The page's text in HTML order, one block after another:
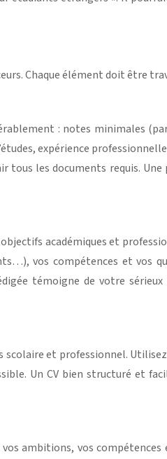
Chaque élément doit être
: notes minimales
expérience
les documents requis.
académiques et
vos compétences et vos
témoigne de votre
et professionnel.
Un CV bien structuré et
ambitions, vos compétences